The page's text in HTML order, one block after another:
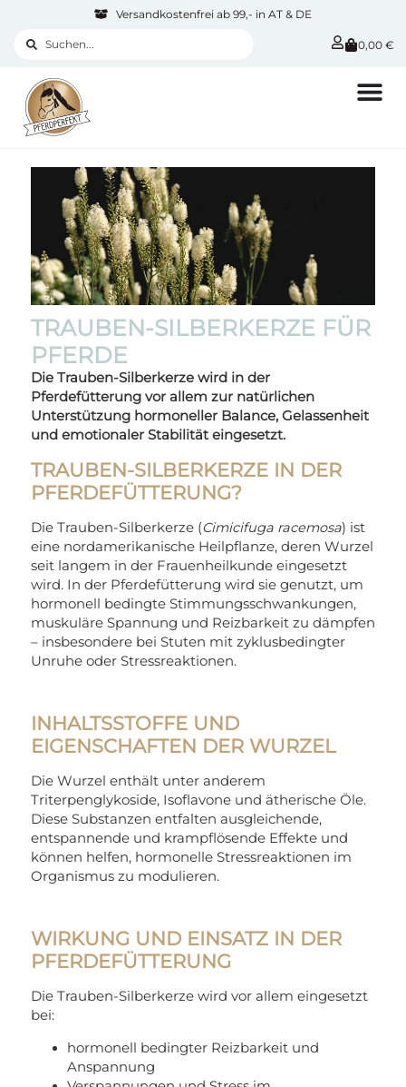
Versandkostenfrei ab 99,- in AT & DE
0,00 €
TRAUBEN-SILBERKERZE FÜR
PFERDE
Die Trauben-Silberkerze wird in der
Pferdefütterung vor allem zur natürlichen
Unterstützung hormoneller Balance, Gelassenheit
und emotionaler Stabilität eingesetzt.
TRAUBEN-SILBERKERZE IN DER
PFERDEFÜTTERUNG?
Die Trauben-Silberkerze (Cimicifuga racemosa) ist
eine nordamerikanische Heilpflanze, deren Wurzel
seit langem in der Frauenheilkunde eingesetzt
wird. In der Pferdefütterung wird sie genutzt, um
hormonell bedingte Stimmungsschwankungen,
muskuläre Spannung und Reizbarkeit zu dämpfen
– insbesondere bei Stuten mit zyklusbedingter
Unruhe oder Stressreaktionen.
INHALTSSTOFFE UND
EIGENSCHAFTEN DER WURZEL
Die Wurzel enthält unter anderem
Triterpenglykoside, Isoflavone und ätherische Öle.
Diese Substanzen entfalten ausgleichende,
entspannende und krampflösende Effekte und
können helfen, hormonelle Stressreaktionen im
Organismus zu modulieren.
WIRKUNG UND EINSATZ IN DER
PFERDEFÜTTERUNG
Die Trauben-Silberkerze wird vor allem eingesetzt
bei:
hormonell bedingter Reizbarkeit und
Anspannung